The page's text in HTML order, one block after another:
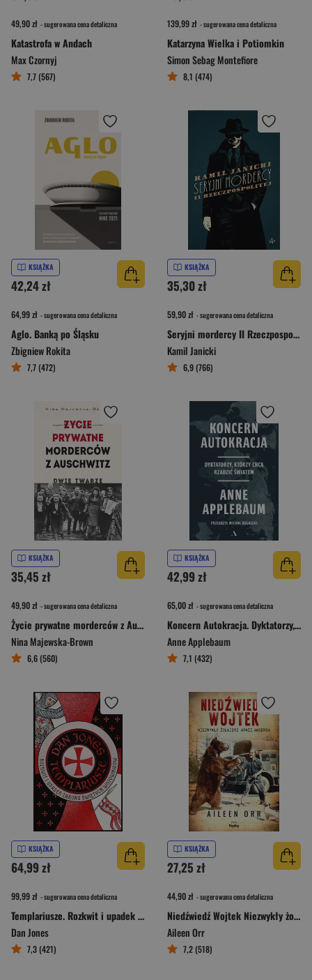
49,90 zł - sugerowana cena detaliczna
Katastrofa w Andach
Max Czornyj
7,7 (567)
139,99 zł - sugerowana cena detaliczna
Katarzyna Wielka i Potiomkin
Simon Sebag Montefiore
8,1 (474)
KSIĄŻKA
42,24 zł
64,99 zł - sugerowana cena detaliczna
Aglo. Banką po Śląsku
Zbigniew Rokita
7,7 (472)
KSIĄŻKA
35,30 zł
59,90 zł - sugerowana cena detaliczna
Seryjni mordercy II Rzeczpospolitej
Kamil Janicki
6,9 (766)
KSIĄŻKA
35,45 zł
49,90 zł - sugerowana cena detaliczna
Życie prywatne morderców z Auschwitz. Dwie twarze
Nina Majewska-Brown
6,6 (560)
KSIĄŻKA
42,99 zł
65,00 zł - sugerowana cena detaliczna
Koncern Autokracja. Dyktatorzy, którzy chcą rządzić światem
Anne Applebaum
7,1 (432)
KSIĄŻKA
64,99 zł
99,99 zł - sugerowana cena detaliczna
Templariusze. Rozkwit i upadek zakonu świętych wojowników
Dan Jones
7,3 (421)
KSIĄŻKA
27,25 zł
44,90 zł - sugerowana cena detaliczna
Niedźwiedź Wojtek Niezwykły żołnierz Armii Andersa
Aileen Orr
7,2 (518)